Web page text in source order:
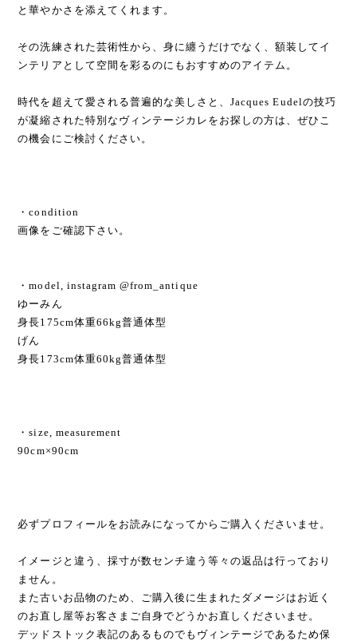
と華やかさを添えてくれます。
その洗練された芸術性から、身に纏うだけでなく、額装してイ
ンテリアとして空間を彩るのにもおすすめのアイテム。
時代を超えて愛される普遍的な美しさと、Jacques Eudelの技巧
が凝縮された特別なヴィンテージカレをお探しの方は、ぜひこ
の機会にご検討ください。
・condition
画像をご確認下さい。
・model, instagram @from_antique
ゆーみん
身長175cm体重66kg普通体型
げん
身長173cm体重60kg普通体型
・size, measurement
90cm×90cm
必ずプロフィールをお読みになってからご購入くださいませ。
イメージと違う、採寸が数センチ違う等々の返品は行っており
ません。
また古いお品物のため、ご購入後に生まれたダメージはお近く
のお直し屋等お客さまご自身でどうかお直しくださいませ。
デッドストック表記のあるものでもヴィンテージであるため保